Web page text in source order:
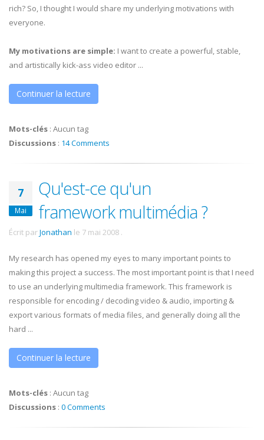
rich? So, I thought I would share my underlying motivations with
everyone.
My motivations are simple: I want to create a powerful, stable,
and artistically kick-ass video editor ...
Continuer la lecture
Mots-clés : Aucun tag
Discussions : 14 Comments
7
Mai
Qu'est-ce qu'un
framework multimédia ?
Écrit parJonathan le 7 mai 2008 .
My research has opened my eyes to many important points to
making this project a success. The most important point is that I need
to use an underlying multimedia framework. This framework is
responsible for encoding / decoding video & audio, importing &
export various formats of media files, and generally doing all the
hard ...
Continuer la lecture
Mots-clés : Aucun tag
Discussions : 0 Comments